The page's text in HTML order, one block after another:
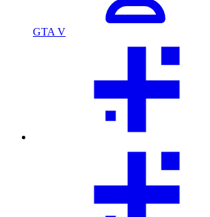
GTA V